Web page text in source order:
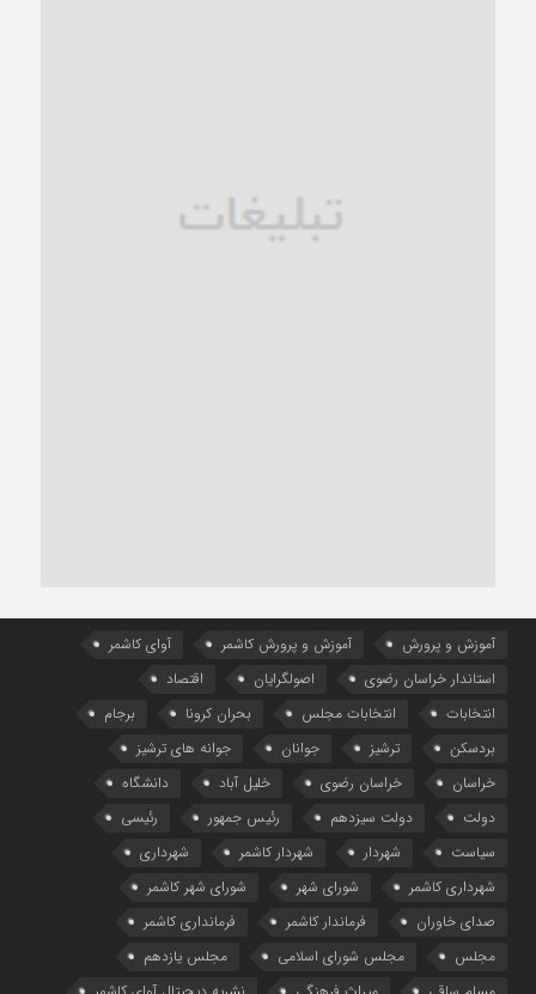
آموزش و پرورش آموزش و پرورش کاشمر
آوای کاشمر
استاندار خراسان رضوی
اصولگرایان
اقتصاد
انتخابات
انتخابات مجلس بحران کرونا
برجام
بردسکن
ترشیز جوانان
جوانه های ترشیز
خراسان
خراسان رضوی خلیل آباد
دانشگاه
دولت
دولت سیزدهم رئیس جمهور
رئیسی
سیاست
شهردار شهردار کاشمر
شهرداری
شهرداری کاشمر
شورای شهر
شورای شهر کاشمر
صدای خاوران
فرماندار کاشمر
فرمانداری کاشمر
مجلس
مجلس شورای اسلامی
مجلس یازدهم